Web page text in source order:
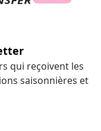
qui reçoivent les
saisonnières et